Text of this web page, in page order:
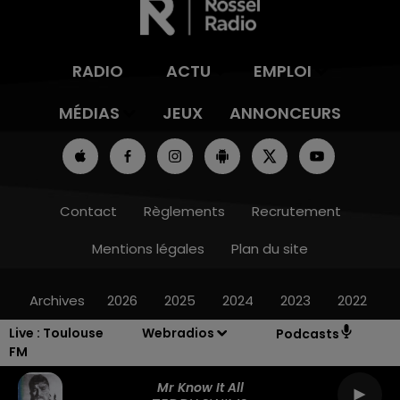
Live : Toulouse
FM
Webradios Podcasts
Mr Know It All
RADIO ACTU
EMPLOI
MÉDIAS
JEUX ANNONCEURS
Contact Règlements
Recrutement
Mentions légales
Plan du site
Archives 2026 2025 2024 2023 2022